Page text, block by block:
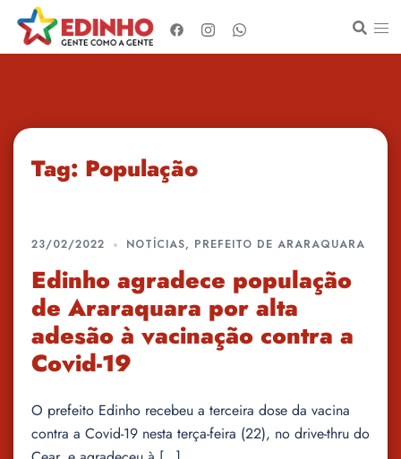
para
o
Tag: População
23/02/2022 NOTÍCIAS, PREFEITO DE ARARAQUARA
Edinho agradece população
de Araraquara por alta
adesão à vacinação contra a
Covid-19
O prefeito Edinho recebeu a terceira dose da vacina
contra a Covid-19 nesta terça-feira (22), no drive-thru do